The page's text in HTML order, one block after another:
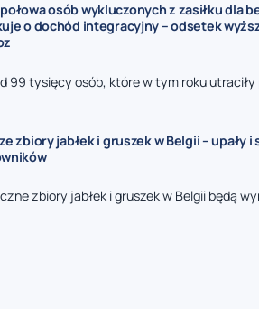
osób wykluczonych z zasiłku dla
o dochód integracyjny – odsetek
99 tysięcy osób, które w tym roku utraciły
zbiory jabłek i gruszek w Belgii – upały i
zbiory jabłek i gruszek w Belgii będą